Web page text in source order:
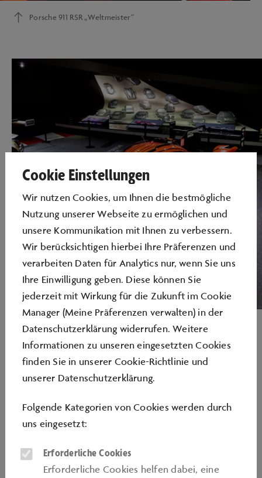
Porsche 911 RSR „Weltmeister“
Porsche 963
ERLEBEN
außergewöhnliche Fahrzeuge: der Porsche 963 sowie
der 911 RSR „Weltmeister“. Der Porsche 963 steht
Cookie Einstellungen
Wir nutzen Cookies, um Ihnen die bestmögliche
Nutzung unserer Webseite zu ermöglichen und
unsere Kommunikation mit Ihnen zu verbessern.
Wir berücksichtigen hierbei Ihre Präferenzen und
verarbeiten Daten für Analytics nur, wenn Sie uns
Ihre Einwilligung geben. Diese können Sie
jederzeit mit Wirkung für die Zukunft im Cookie
Manager (Meine Präferenzen verwalten) in der
Datenschutzerklärung widerrufen. Weitere
Informationen zu unseren eingesetzten Cookies
finden Sie in unserer Cookie-Richtlinie und
unserer Datenschutzerklärung.
Folgende Kategorien von Cookies werden durch
uns eingesetzt:
Erforderliche Cookies
Erforderliche Cookies helfen dabei, eine